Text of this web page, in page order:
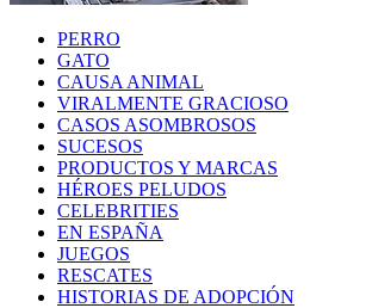
PERRO
GATO
CAUSA ANIMAL
VIRALMENTE GRACIOSO
CASOS ASOMBROSOS
SUCESOS
PRODUCTOS Y MARCAS
HÉROES PELUDOS
CELEBRITIES
EN ESPAÑA
JUEGOS
RESCATES
HISTORIAS DE ADOPCIÓN